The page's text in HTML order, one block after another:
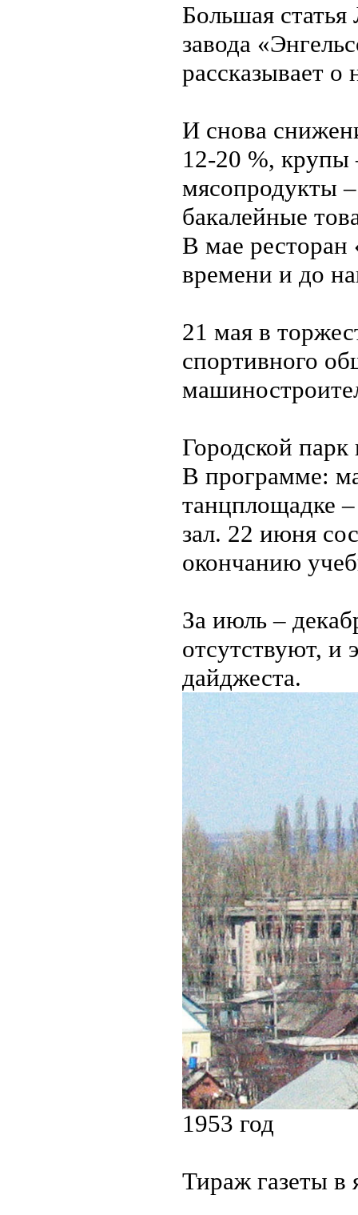
Большая
завода
рассказывает о
И снова
12-20 %, крупы
мясопродукты
бакалейные
В мае ресторан
времени и до
21 мая в
спортивного
Городской
В программе:
танцплощадке
зал. 22 июня
окончанию
За июль –
отсутствуют, и
дайджеста.
1953 год
Тираж газеты в